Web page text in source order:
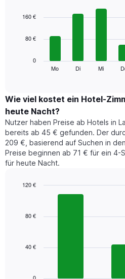
die
Monate
hat
1
Y-
Achse,
die
den
durchschnittlichen
Zimmerpreis
chart
bars.
den
durchschnittlichen
Preis
eines
Zimmers
für
den
jeweiligen
Das
die
Mo Di Mi
0
80 €
160 €
Wie viel kostet ein Hotel-
heute Nacht?
Nutzer haben Preise ab Hotels in
bereits ab 45 € gefunden. Der
209 €, basierend auf Suchen in
Preise beginnen ab 71 € für ein 4-
für heute Nacht.
with
Das
40 €
80 €
120 €